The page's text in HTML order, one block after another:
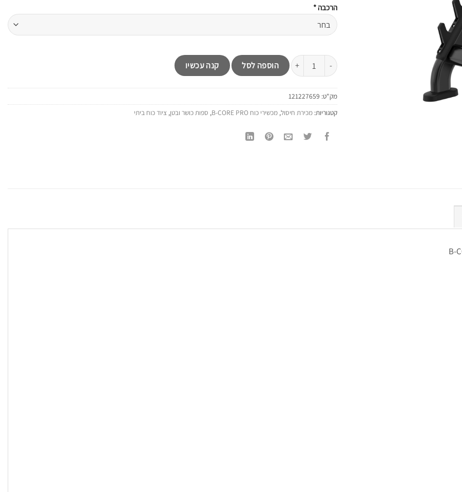
הרכבה *
כמות של ספת כושר ליד קדמית מקצועית B-CORE PRO ARM CUAL BH44
הוספה לסל קנה עכשיו
מק"ט: 121227659
קטגוריות: מכירת חיסול, מכשירי כוח B-CORE PRO , ספות כושר ובטן, ציוד כוח ביתי